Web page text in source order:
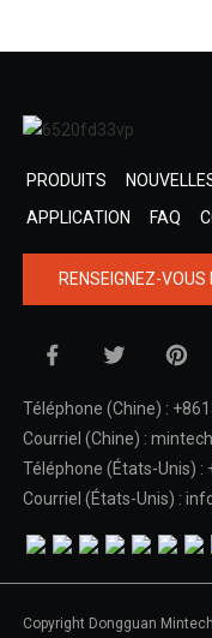
PRODUITS
APPLICATION
FAQ
RENSEIGNEZ-
Téléphone (Chine) :
Courriel (Chine) :
Téléphone (États-Unis) :
Courriel (États-Unis) :
Copyright Dongguan